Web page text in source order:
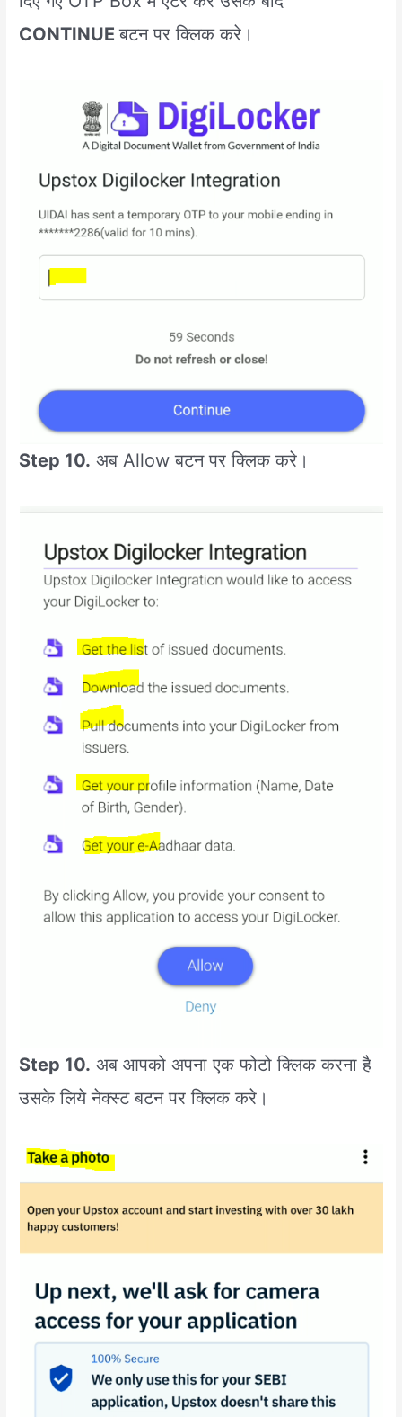
CONTINUEबटन पर क्लिक करे।
Step 10. अब Allow बटन पर क्लिक करे।
Step 10. अब आपको अपना एक फोटो क्लिक करना है
उसके लिये नेक्स्ट बटन पर क्लिक करे।